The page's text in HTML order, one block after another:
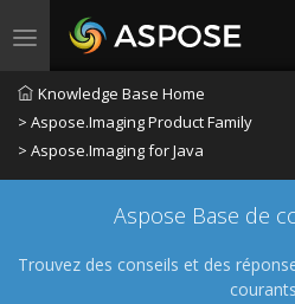
Toggle navigation
Knowledge Base Home
> Aspose.Imaging Product Family
> Aspose.Imaging for Java
Aspose Base de
Trouvez des conseils et des